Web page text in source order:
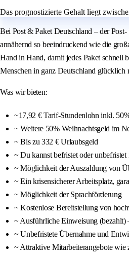
Das prognostizierte Gehalt liegt
Bei Post & Paket Deutschland – der
annähernd so beeindruckend wie die
Hand in Hand, damit jedes Paket schnell
Menschen in ganz Deutschland glücklich
Was wir bieten:
~17,92 € Tarif-Stundenlohn inkl.
~ Weitere 50% Weihnachtsgeld im
~ Bis zu 332 € Urlaubsgeld
~ Du kannst befristet oder
~ Möglichkeit der Auszahlung von
~ Ein krisensicherer Arbeitsplatz,
~ Möglichkeit der Sprachförderung
~ Kostenlose Bereitstellung von
~ Ausführliche Einweisung
~ Unbefristete Übernahme und
~ Attraktive Mitarbeiterangebote wie